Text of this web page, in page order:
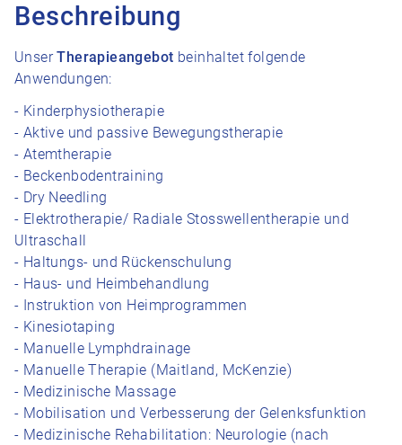
Beschreibung
UnserTherapieangebot beinhaltet folgende
Anwendungen:
- Kinderphysiotherapie
- Aktive und passive Bewegungstherapie
- Atemtherapie
- Beckenbodentraining
- Dry Needling
- Elektrotherapie/ Radiale Stosswellentherapie und
Ultraschall
- Haltungs- und Rückenschulung
- Haus- und Heimbehandlung
- Instruktion von Heimprogrammen
- Kinesiotaping
- Manuelle Lymphdrainage
- Manuelle Therapie (Maitland, McKenzie)
- Medizinische Massage
- Mobilisation und Verbesserung der Gelenksfunktion
- Medizinische Rehabilitation: Neurologie (nach